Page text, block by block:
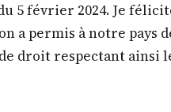
5 février 2024. Je
a permis à notre pays
droit respectant ainsi